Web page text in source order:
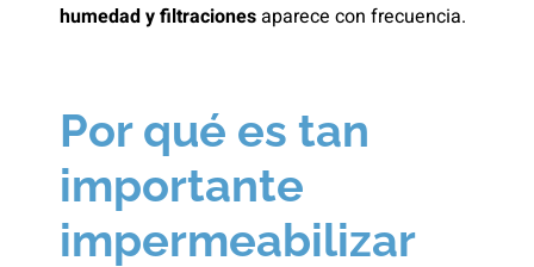
humedad y filtracionesaparece con frecuencia.
Por qué es tan
importante
impermeabilizar